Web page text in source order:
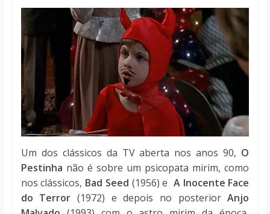
Um dos clássicos da TV aberta nos anos 90, O
Pestinha não é sobre um psicopata mirim, como
nos clássicos, Bad Seed (1956) e A Inocente Face
do Terror (1972) e depois no posteriorAnjo